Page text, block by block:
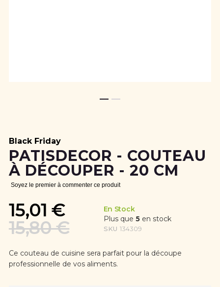
beginning
of
the
images
Black Friday
PATISDECOR - COUTEAU
À DÉCOUPER - 20 CM
Soyez le premier à commenter ce produit
15,01 €
15,80 €
En Stock
Plus que 5en stock
SKU 134309
Ce couteau de cuisine sera parfait pour la découpe
professionnelle de vos aliments.